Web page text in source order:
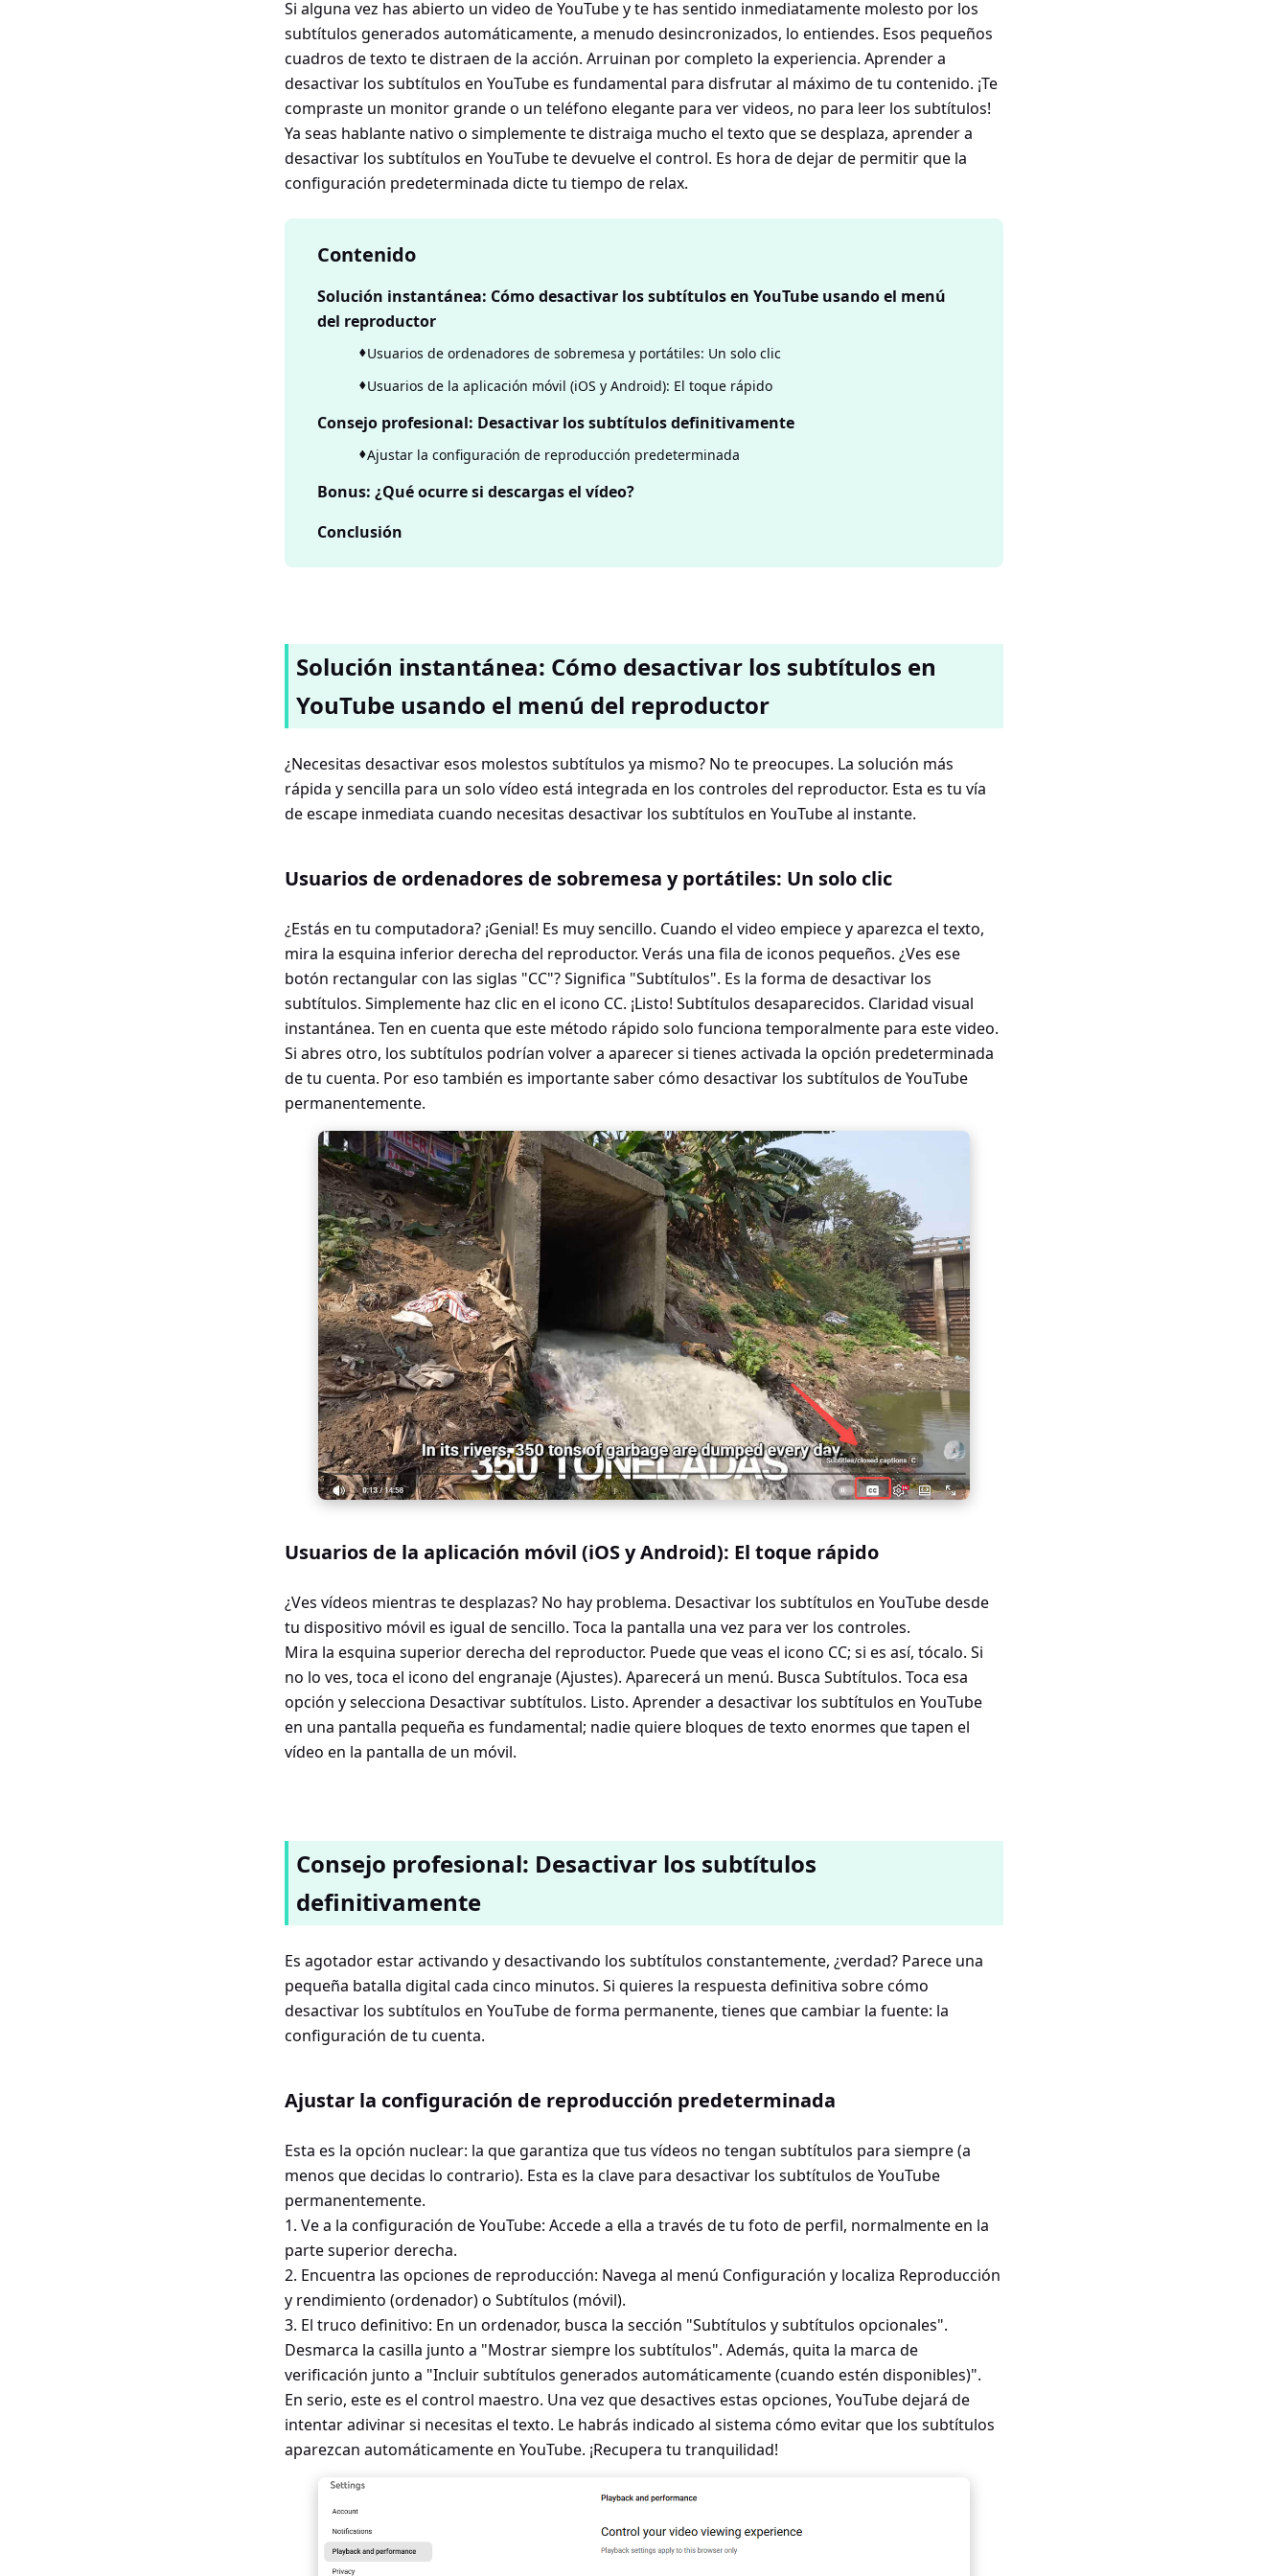
Si alguna vez has abierto un video de YouTube y te has sentido inmediatamente molesto por los
subtítulos generados automáticamente, a menudo desincronizados, lo entiendes. Esos pequeños
cuadros de texto te distraen de la acción. Arruinan por completo la experiencia. Aprender a
desactivar los subtítulos en YouTube es fundamental para disfrutar al máximo de tu contenido. ¡Te
compraste un monitor grande o un teléfono elegante para ver videos, no para leer los subtítulos!
Ya seas hablante nativo o simplemente te distraiga mucho el texto que se desplaza, aprender a
desactivar los subtítulos en YouTube te devuelve el control. Es hora de dejar de permitir que la
configuración predeterminada dicte tu tiempo de relax.
Contenido
Solución instantánea: Cómo desactivar los subtítulos en YouTube usando el menú
del reproductor
Usuarios de ordenadores de sobremesa y portátiles: Un solo clic
Usuarios de la aplicación móvil (iOS y Android): El toque rápido
Consejo profesional: Desactivar los subtítulos definitivamente
Ajustar la configuración de reproducción predeterminada
Bonus: ¿Qué ocurre si descargas el vídeo?
Conclusión
Solución instantánea: Cómo desactivar los subtítulos en
YouTube usando el menú del reproductor
¿Necesitas desactivar esos molestos subtítulos ya mismo? No te preocupes. La solución más
rápida y sencilla para un solo vídeo está integrada en los controles del reproductor. Esta es tu vía
de escape inmediata cuando necesitas desactivar los subtítulos en YouTube al instante.
Usuarios de ordenadores de sobremesa y portátiles: Un solo clic
¿Estás en tu computadora? ¡Genial! Es muy sencillo. Cuando el video empiece y aparezca el texto,
mira la esquina inferior derecha del reproductor. Verás una fila de iconos pequeños. ¿Ves ese
botón rectangular con las siglas "CC"? Significa "Subtítulos". Es la forma de desactivar los
subtítulos. Simplemente haz clic en el icono CC. ¡Listo! Subtítulos desaparecidos. Claridad visual
instantánea. Ten en cuenta que este método rápido solo funciona temporalmente para este video.
Si abres otro, los subtítulos podrían volver a aparecer si tienes activada la opción predeterminada
de tu cuenta. Por eso también es importante saber cómo desactivar los subtítulos de YouTube
permanentemente.
Usuarios de la aplicación móvil (iOS y Android): El toque rápido
¿Ves vídeos mientras te desplazas? No hay problema. Desactivar los subtítulos en YouTube desde
tu dispositivo móvil es igual de sencillo. Toca la pantalla una vez para ver los controles.
Mira la esquina superior derecha del reproductor. Puede que veas el icono CC; si es así, tócalo. Si
no lo ves, toca el icono del engranaje (Ajustes). Aparecerá un menú. Busca Subtítulos. Toca esa
opción y selecciona Desactivar subtítulos. Listo. Aprender a desactivar los subtítulos en YouTube
en una pantalla pequeña es fundamental; nadie quiere bloques de texto enormes que tapen el
vídeo en la pantalla de un móvil.
Consejo profesional: Desactivar los subtítulos
definitivamente
Es agotador estar activando y desactivando los subtítulos constantemente, ¿verdad? Parece una
pequeña batalla digital cada cinco minutos. Si quieres la respuesta definitiva sobre cómo
desactivar los subtítulos en YouTube de forma permanente, tienes que cambiar la fuente: la
configuración de tu cuenta.
Ajustar la configuración de reproducción predeterminada
Esta es la opción nuclear: la que garantiza que tus vídeos no tengan subtítulos para siempre (a
menos que decidas lo contrario). Esta es la clave para desactivar los subtítulos de YouTube
permanentemente.
1. Ve a la configuración de YouTube: Accede a ella a través de tu foto de perfil, normalmente en la
parte superior derecha.
2. Encuentra las opciones de reproducción: Navega al menú Configuración y localiza Reproducción
y rendimiento (ordenador) o Subtítulos (móvil).
3. El truco definitivo: En un ordenador, busca la sección "Subtítulos y subtítulos opcionales".
Desmarca la casilla junto a "Mostrar siempre los subtítulos". Además, quita la marca de
verificación junto a "Incluir subtítulos generados automáticamente (cuando estén disponibles)".
En serio, este es el control maestro. Una vez que desactives estas opciones, YouTube dejará de
intentar adivinar si necesitas el texto. Le habrás indicado al sistema cómo evitar que los subtítulos
aparezcan automáticamente en YouTube. ¡Recupera tu tranquilidad!